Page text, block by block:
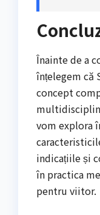
Înainte de a
înțelegem că
concept
vom explora
indicațiile și
în practica
pentru viitor.